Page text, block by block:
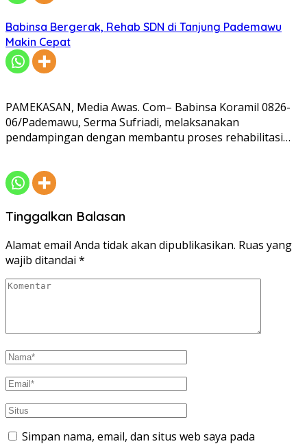
Babinsa Bergerak, Rehab SDN di Tanjung Pademawu
Makin Cepat
PAMEKASAN, Media Awas. Com– Babinsa Koramil 0826-
06/Pademawu, Serma Sufriadi, melaksanakan
pendampingan dengan membantu proses rehabilitasi…
Tinggalkan Balasan
Alamat email Anda tidak akan dipublikasikan. Ruas yang
wajib ditandai *
Simpan nama, email, dan situs web saya pada